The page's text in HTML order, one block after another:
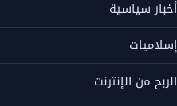
أخبار سياسية
إسلاميات
الربح من الإنترنت